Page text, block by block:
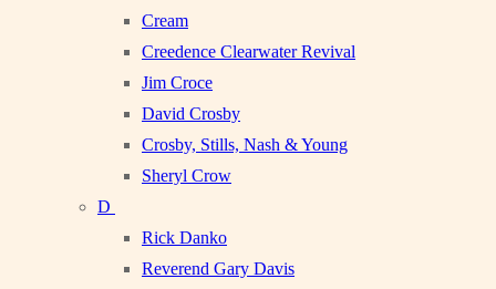
Cream
Creedence Clearwater Revival
Jim Croce
David Crosby
Crosby, Stills, Nash & Young
Sheryl Crow
D
Rick Danko
Reverend Gary Davis